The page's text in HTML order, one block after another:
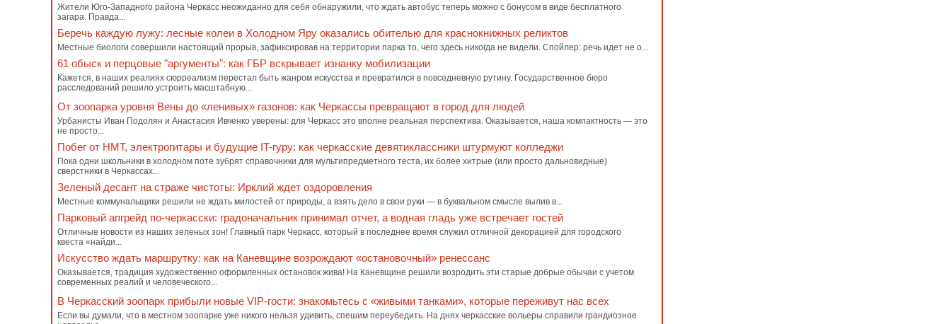
Жители Юго-Западного района Черкасс неожиданно для себя обнаружили, что ждать автобус теперь можно с бонусом в виде бесплатного
загара. Правда...
Беречь каждую лужу: лесные колеи в Холодном Яру оказались обителью для краснокнижных реликтов
Местные биологи совершили настоящий прорыв, зафиксировав на территории парка то, чего здесь никогда не видели. Спойлер: речь идет не о...
61 обыск и перцовые "аргументы": как ГБР вскрывает изнанку мобилизации
Кажется, в наших реалиях сюрреализм перестал быть жанром искусства и превратился в повседневную рутину. Государственное бюро
расследований решило устроить масштабную...
От зоопарка уровня Вены до «ленивых» газонов: как Черкассы превращают в город для людей
Урбанисты Иван Подолян и Анастасия Ивченко уверены: для Черкасс это вполне реальная перспектива. Оказывается, наша компактность — это
не просто...
Побег от НМТ, электрогитары и будущие IT-гуру: как черкасские девятиклассники штурмуют колледжи
Пока одни школьники в холодном поте зубрят справочники для мультипредметного теста, их более хитрые (или просто дальновидные)
сверстники в Черкассах...
Зеленый десант на страже чистоты: Ирклий ждет оздоровления
Местные коммунальщики решили не ждать милостей от природы, а взять дело в свои руки — в буквальном смысле вылив в...
Парковый апгрейд по-черкасски: градоначальник принимал отчет, а водная гладь уже встречает гостей
Отличные новости из наших зеленых зон! Главный парк Черкасс, который в последнее время служил отличной декорацией для городского
квеста «найди...
Искусство ждать маршрутку: как на Каневщине возрождают «остановочный» ренессанс
Оказывается, традиция художественно оформленных остановок жива! На Каневщине решили возродить эти старые добрые обычаи с учетом
современных реалий и человеческого...
В Черкасский зоопарк прибыли новые VIP-гости: знакомьтесь с «живыми танками», которые переживут нас всех
Если вы думали, что в местном зоопарке уже никого нельзя удивить, спешим переубедить. На днях черкасские вольеры справили грандиозное